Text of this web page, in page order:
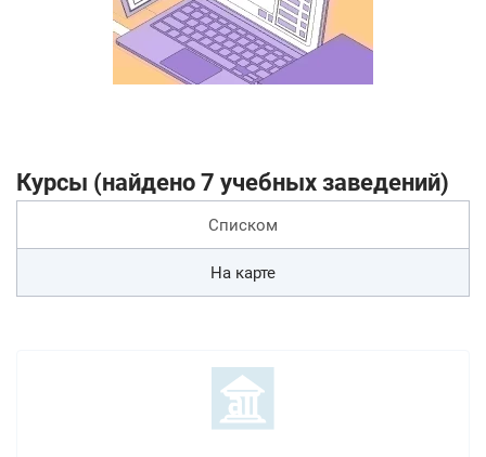
Курсы (найдено 7 учебных заведений)
Списком
На карте